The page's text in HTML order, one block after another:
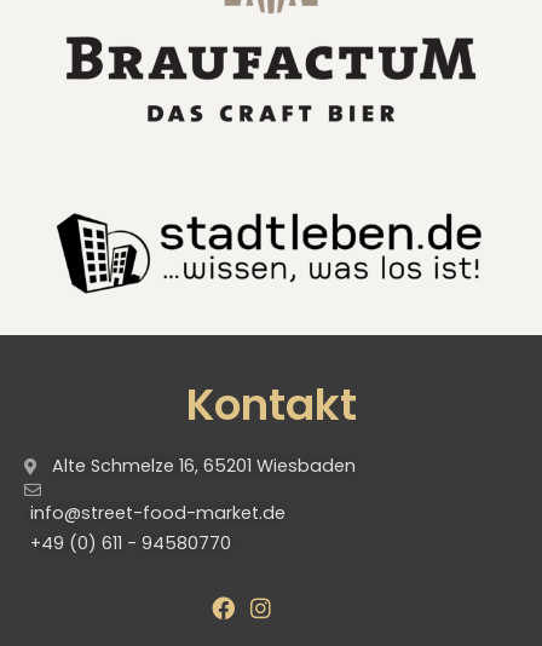
Kontakt
Alte Schmelze 16, 65201 Wiesbaden
info@street-food-market.de
+49 (0) 611 - 94580770